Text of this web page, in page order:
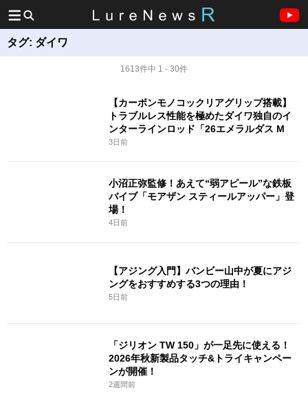
タグ: ダイワ
1613件中 1 - 30件
【カーボンモノコックリアグリップ搭載】
トラブルレス性能を極めたダイワ独自のイ
ンターラインロッド「26エメラルダス M
3日前
小沼正弥監修！あえて“弱アピール”な鉄板
バイブ「モアザン スティールアッパー」登
場！
4日前
【アジング入門】バンビー山中が夏にアジ
ングをおすすめする3つの理由！
5日前
「ジリオン TW 150」が一足先に使える！
2026年秋新製品タッチ&トライキャンペー
ンが開催！
2週間前